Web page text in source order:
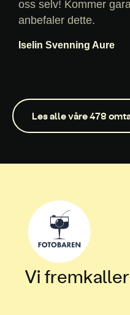
oss selv! Kommer
anbefaler dette.
Iselin Svenning Aure
Les alle våre 478
Vi